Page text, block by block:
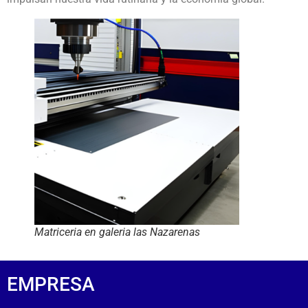
Matriceria en galeria las Nazarenas
EMPRESA